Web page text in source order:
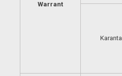
Warrant
Karanta